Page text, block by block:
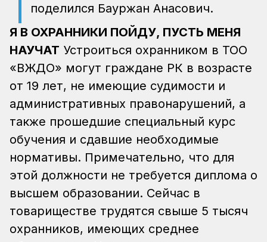
поделился Бауржан Анасович.
Я В ОХРАННИКИ ПОЙДУ, ПУСТЬ МЕНЯ
НАУЧАТ Устроиться охранником в ТОО
«ВЖДО» могут граждане РК в возрасте
от 19 лет, не имеющие судимости и
административных правонарушений, а
также прошедшие специальный курс
обучения и сдавшие необходимые
нормативы. Примечательно, что для
этой должности не требуется диплома о
высшем образовании. Сейчас в
товариществе трудятся свыше 5 тысяч
охранников, имеющих среднее